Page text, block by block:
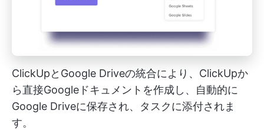
ClickUpとGoogle Driveの統合により、ClickUpか
ら直接Googleドキュメントを作成し、自動的に
Google Driveに保存され、タスクに添付されま
す。